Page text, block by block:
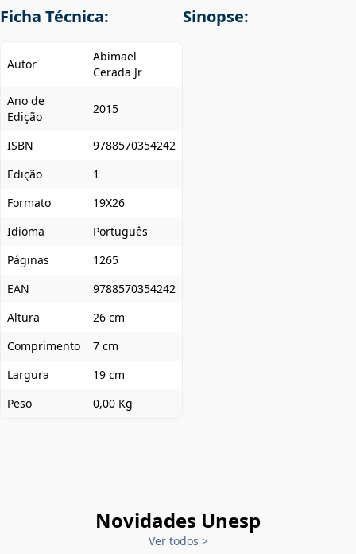
Ficha Técnica:
Autor
Abimael
Cerada Jr
Ano de
Edição
2015
ISBN
9788570354242
Edição
1
Formato
19X26
Idioma
Português
Páginas
1265
EAN
9788570354242
Altura
26 cm
Comprimento
7 cm
Largura
19 cm
Peso
0,00 Kg
Sinopse:
Novidades Unesp
Ver todos >